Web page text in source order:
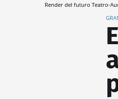
Render del futuro Teatro-